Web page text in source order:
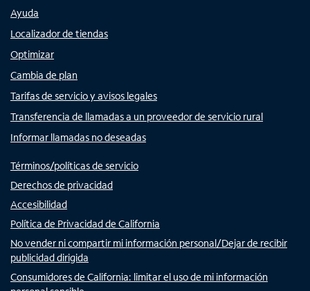
Ayuda
Localizador de tiendas
Optimizar
Cambia de plan
Tarifas de servicio y avisos legales
Transferencia de llamadas a un proveedor de servicio rural
Informar llamadas no deseadas
Términos/políticas de servicio
Derechos de privacidad
Accesibilidad
Política de Privacidad de California
No vender ni compartir mi información personal/Dejar de recibir
publicidad dirigida
Consumidores de California: limitar el uso de mi información